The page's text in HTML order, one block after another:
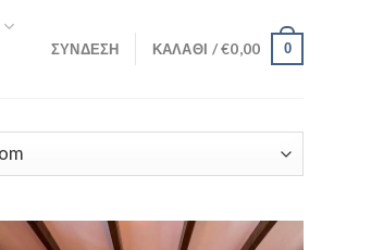
ΣΎΝΔΕΣΗ ΚΑΛΆΘΙ /€0,00 0